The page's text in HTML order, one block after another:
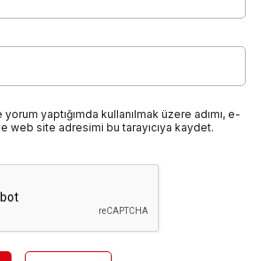
yaptığımda kullanılmak üzere adımı, e-
web site adresimi bu tarayıcıya kaydet.